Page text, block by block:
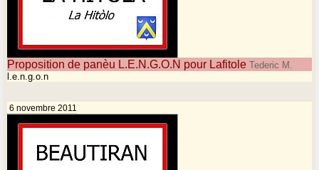
Proposition de panèu L.E.N.G.O.N pour Lafitole Tederic M.
l.e.n.g.o.n
6 novembre 2011